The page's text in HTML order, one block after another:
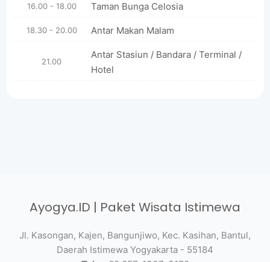
16.00 - 18.00 Taman Bunga Celosia
18.30 - 20.00 Antar Makan Malam
21.00
Antar Stasiun / Bandara / Terminal /
Hotel
Ayogya.ID | Paket Wisata Istimewa
Jl. Kasongan, Kajen, Bangunjiwo, Kec. Kasihan, Bantul,
Daerah Istimewa Yogyakarta - 55184